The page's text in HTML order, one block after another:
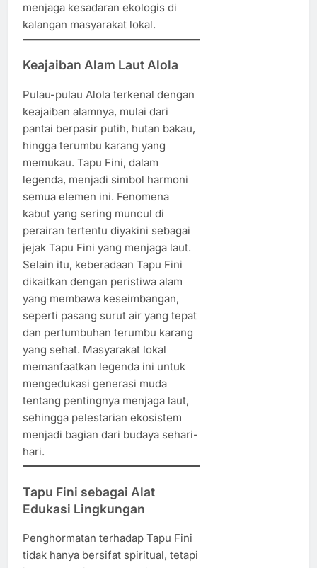
menjaga kesadaran ekologis di
kalangan masyarakat lokal.
Keajaiban Alam Laut Alola
Pulau-pulau Alola terkenal dengan
keajaiban alamnya, mulai dari
pantai berpasir putih, hutan bakau,
hingga terumbu karang yang
memukau. Tapu Fini, dalam
legenda, menjadi simbol harmoni
semua elemen ini. Fenomena
kabut yang sering muncul di
perairan tertentu diyakini sebagai
jejak Tapu Fini yang menjaga laut.
Selain itu, keberadaan Tapu Fini
dikaitkan dengan peristiwa alam
yang membawa keseimbangan,
seperti pasang surut air yang tepat
dan pertumbuhan terumbu karang
yang sehat. Masyarakat lokal
memanfaatkan legenda ini untuk
mengedukasi generasi muda
tentang pentingnya menjaga laut,
sehingga pelestarian ekosistem
menjadi bagian dari budaya sehari-
hari.
Tapu Fini sebagai Alat
Edukasi Lingkungan
Penghormatan terhadap Tapu Fini
tidak hanya bersifat spiritual, tetapi